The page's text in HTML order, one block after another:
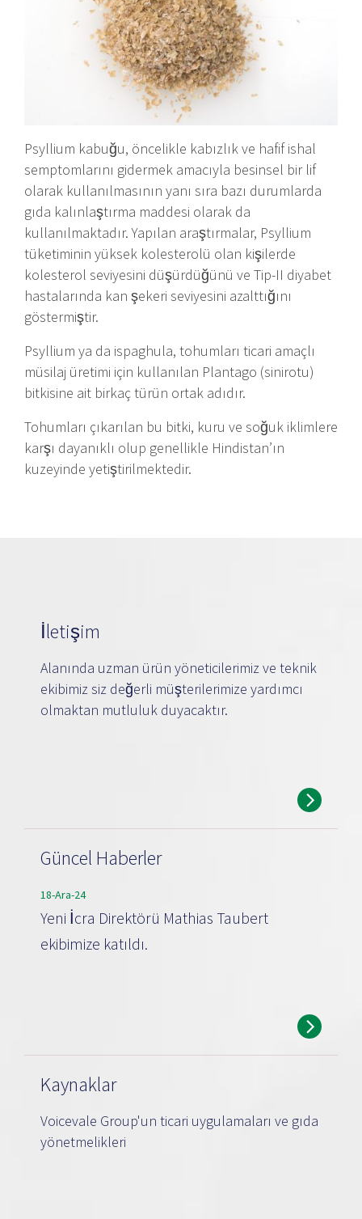
Psyllium kabuğu, öncelikle kabızlık ve hafif ishal
semptomlarını gidermek amacıyla besinsel bir lif
olarak kullanılmasının yanı sıra bazı durumlarda
gıda kalınlaştırma maddesi olarak da
kullanılmaktadır. Yapılan araştırmalar, Psyllium
tüketiminin yüksek kolesterolü olan kişilerde
kolesterol seviyesini düşürdüğünü ve Tip-II diyabet
hastalarında kan şekeri seviyesini azalttığını
göstermiştir.
Psyllium ya da ispaghula, tohumları ticari amaçlı
müsilaj üretimi için kullanılan Plantago (sinirotu)
bitkisine ait birkaç türün ortak adıdır.
Tohumları çıkarılan bu bitki, kuru ve soğuk iklimlere
karşı dayanıklı olup genellikle Hindistan’ın
kuzeyinde yetiştirilmektedir.
İletişim
Alanında uzman ürün yöneticilerimiz ve teknik
ekibimiz siz değerli müşterilerimize yardımcı
olmaktan mutluluk duyacaktır.
Güncel Haberler
18-Ara-24
Yeni İcra Direktörü Mathias Taubert
ekibimize katıldı.
Kaynaklar
Voicevale Group'un ticari uygulamaları ve gıda
yönetmelikleri